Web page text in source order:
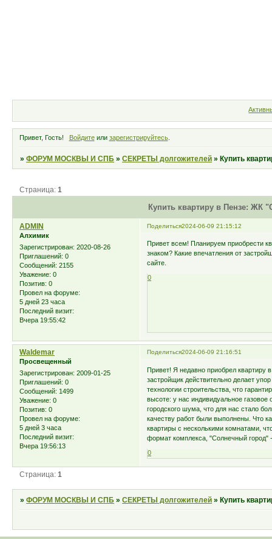
Привет, Гость! Войдитеили зарегистрируйтесь.
»ФОРУМ МОСКВЫ И СПБ »СЕКРЕТЫ долгожителей »Купить
Купить квартиру в Пензе: ЖК
Страница:1
Поделиться2024-06-09 21:15:12
ADMIN
Алхимик
Зарегистрирован: 2020-08-26
Приглашений: 0
Сообщений: 2155
Уважение: 0
Позитив: 0
Провел на форуме:
5 дней 23 часа
Последний визит:
Вчера 19:55:42
Привет всем! Планируем приобрести
знаком? Какие впечатления от
сайте.
0
Поделиться2024-06-09 21:16:51
Waldemar
Просвещенный
Зарегистрирован: 2009-01-25
Приглашений: 0
Сообщений: 1499
Уважение: 0
Позитив: 0
Провел на форуме:
5 дней 3 часа
Последний визит:
Вчера 19:56:13
Привет! Я недавно приобрел квартиру
застройщик действительно делает
технологии строительства, что
высоте: у нас индивидуальное газовое
городского шума, что для нас стало
качеству работ были выполнены. Что
квартиры с несколькими комнатами,
формат комплекса, "Солнечный город"
0
Страница:1
»ФОРУМ МОСКВЫ И СПБ »СЕКРЕТЫ долгожителей » Купить